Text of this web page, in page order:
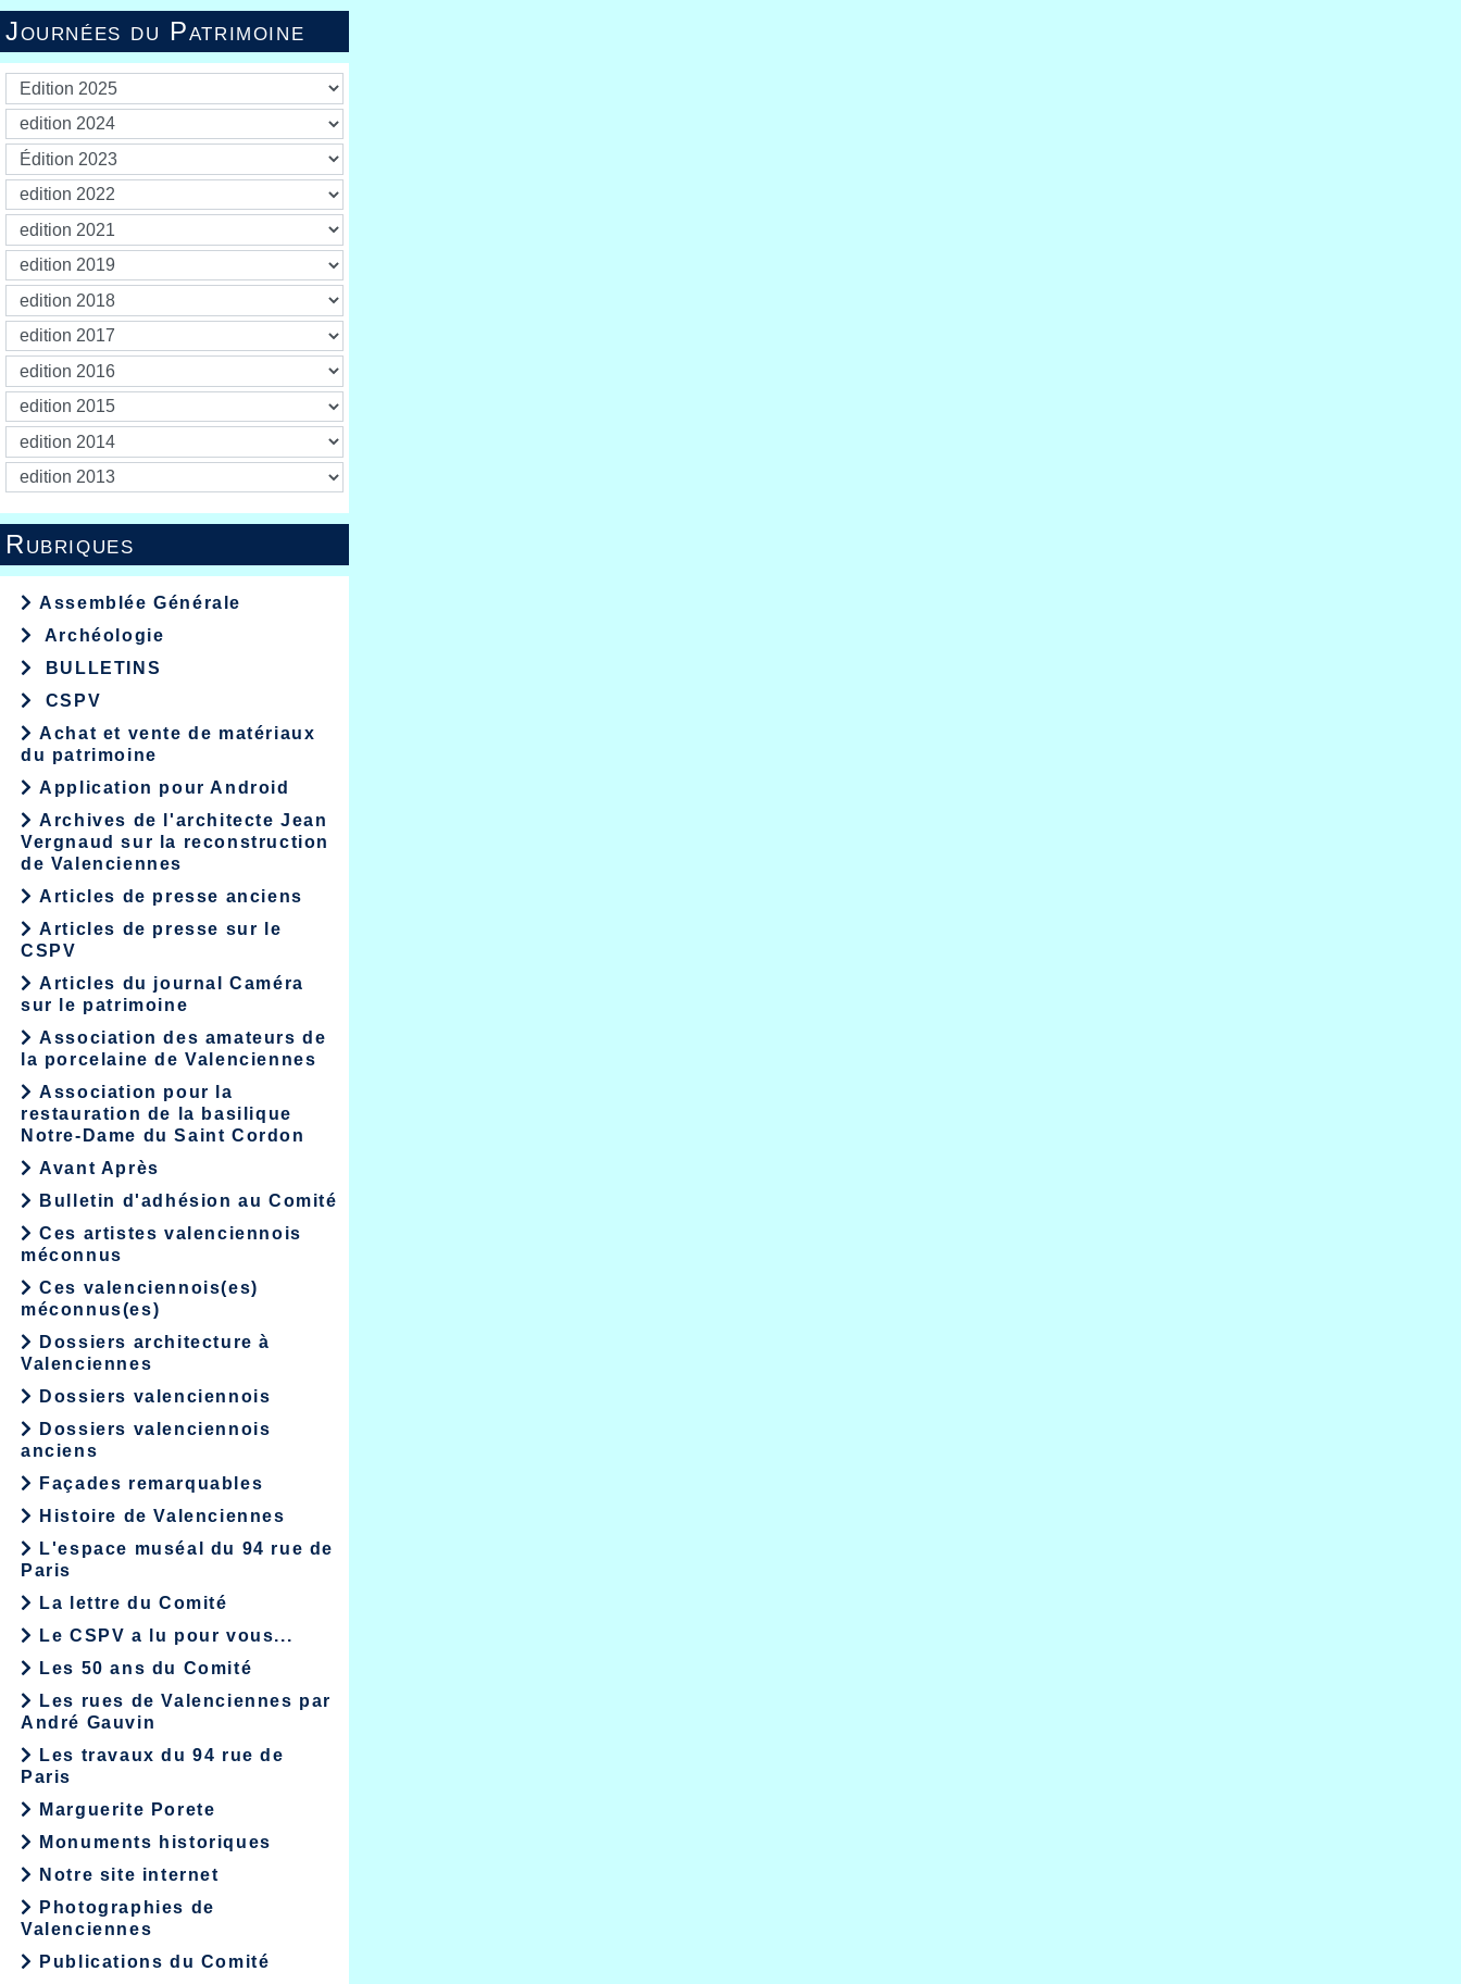
Journées du Patrimoine
Rubriques
Assemblée Générale
Archéologie
BULLETINS
CSPV
Achat et vente de matériaux
du patrimoine
Application pour Android
Archives de l'architecte Jean
Vergnaud sur la reconstruction
de Valenciennes
Articles de presse anciens
Articles de presse sur le
CSPV
Articles du journal Caméra
sur le patrimoine
Association des amateurs de
la porcelaine de Valenciennes
Association pour la
restauration de la basilique
Notre-Dame du Saint Cordon
Avant Après
Bulletin d'adhésion au Comité
Ces artistes valenciennois
méconnus
Ces valenciennois(es)
méconnus(es)
Dossiers architecture à
Valenciennes
Dossiers valenciennois
Dossiers valenciennois
anciens
Façades remarquables
Histoire de Valenciennes
L'espace muséal du 94 rue de
Paris
La lettre du Comité
Le CSPV a lu pour vous...
Les 50 ans du Comité
Les rues de Valenciennes par
André Gauvin
Les travaux du 94 rue de
Paris
Marguerite Porete
Monuments historiques
Notre site internet
Photographies de
Valenciennes
Publications du Comité